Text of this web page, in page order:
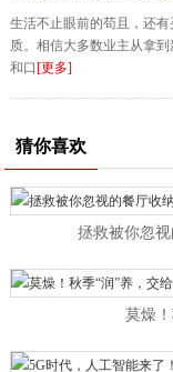
生活不止眼前的苟且，还
质。相信大多数业主从拿
和口 [更多]
猜你喜欢
拯救被你忽
莫燥